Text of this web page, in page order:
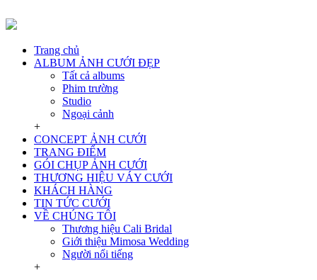
Trang chủ
ALBUM ẢNH CƯỚI ĐẸP
Tất cả albums
Phim trường
Studio
Ngoại cảnh
+
CONCEPT ẢNH CƯỚI
TRANG ĐIỂM
GÓI CHỤP ẢNH CƯỚI
THƯƠNG HIỆU VÁY CƯỚI
KHÁCH HÀNG
TIN TỨC CƯỚI
VỀ CHÚNG TÔI
Thương hiệu Cali Bridal
Giới thiệu Mimosa Wedding
Người nổi tiếng
+